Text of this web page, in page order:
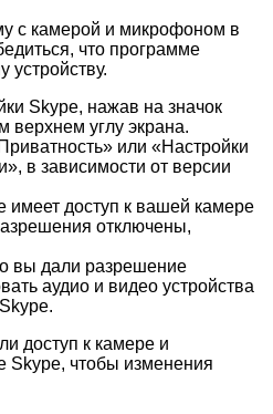
с камерой и микрофоном в
что программе
устройству.
Skype, нажав на значок
верхнем углу экрана.
или «Настройки
в зависимости от версии
имеет доступ к вашей камере
отключены,
вы дали разрешение
аудио и видео устройства
доступ к камере и
Skype, чтобы изменения